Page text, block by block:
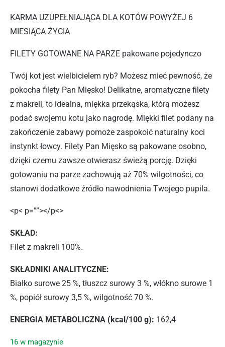
KARMA UZUPEŁNIAJĄCA DLA KOTÓW POWYŻEJ 6
MIESIĄCA ŻYCIA
FILETY GOTOWANE NA PARZE pakowane pojedynczo
Twój kot jest wielbicielem ryb? Możesz mieć pewność, że
pokocha filety Pan Mięsko! Delikatne, aromatyczne filety
z makreli, to idealna, miękka przekąska, którą możesz
podać swojemu kotu jako nagrodę. Miękki filet podany na
zakończenie zabawy pomoże zaspokoić naturalny koci
instynkt łowcy. Filety Pan Mięsko są pakowane osobno,
dzięki czemu zawsze otwierasz świeżą porcję. Dzięki
gotowaniu na parze zachowują aż 70% wilgotności, co
stanowi dodatkowe źródło nawodnienia Twojego pupila.
<p< p=””></p<>
SKŁAD:
Filet z makreli 100%.
SKŁADNIKI ANALITYCZNE:
Białko surowe 25 %, tłuszcz surowy 3 %, włókno surowe 1
%, popiół surowy 3,5 %, wilgotność 70 %.
ENERGIA METABOLICZNA (kcal/100 g): 162,4
16 w magazynie